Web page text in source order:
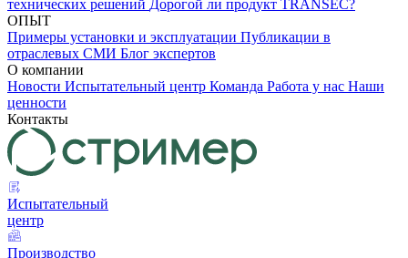
технических решений Дорогой ли продукт TRANSEC?
ОПЫТ
Примеры установки и эксплуатации Публикации в
отраслевых СМИ Блог экспертов
О компании
Новости Испытательный центр Команда Работа у нас Наши
ценности
Контакты
Испытательный
центр
Производство